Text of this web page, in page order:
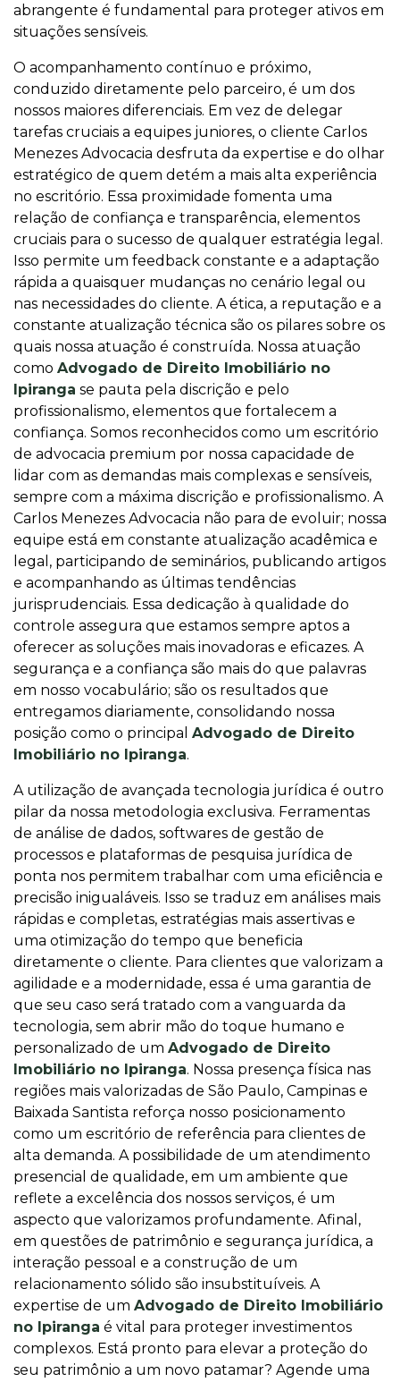
abrangente é fundamental para proteger ativos em
situações sensíveis.
O acompanhamento contínuo e próximo,
conduzido diretamente pelo parceiro, é um dos
nossos maiores diferenciais. Em vez de delegar
tarefas cruciais a equipes juniores, o cliente Carlos
Menezes Advocacia desfruta da expertise e do olhar
estratégico de quem detém a mais alta experiência
no escritório. Essa proximidade fomenta uma
relação de confiança e transparência, elementos
cruciais para o sucesso de qualquer estratégia legal.
Isso permite um feedback constante e a adaptação
rápida a quaisquer mudanças no cenário legal ou
nas necessidades do cliente. A ética, a reputação e a
constante atualização técnica são os pilares sobre os
quais nossa atuação é construída. Nossa atuação
como Advogado de Direito Imobiliário no
Ipiranga se pauta pela discrição e pelo
profissionalismo, elementos que fortalecem a
confiança. Somos reconhecidos como um escritório
de advocacia premium por nossa capacidade de
lidar com as demandas mais complexas e sensíveis,
sempre com a máxima discrição e profissionalismo. A
Carlos Menezes Advocacia não para de evoluir; nossa
equipe está em constante atualização acadêmica e
legal, participando de seminários, publicando artigos
e acompanhando as últimas tendências
jurisprudenciais. Essa dedicação à qualidade do
controle assegura que estamos sempre aptos a
oferecer as soluções mais inovadoras e eficazes. A
segurança e a confiança são mais do que palavras
em nosso vocabulário; são os resultados que
entregamos diariamente, consolidando nossa
posição como o principal Advogado de Direito
Imobiliário no Ipiranga.
A utilização de avançada tecnologia jurídica é outro
pilar da nossa metodologia exclusiva. Ferramentas
de análise de dados, softwares de gestão de
processos e plataformas de pesquisa jurídica de
ponta nos permitem trabalhar com uma eficiência e
precisão inigualáveis. Isso se traduz em análises mais
rápidas e completas, estratégias mais assertivas e
uma otimização do tempo que beneficia
diretamente o cliente. Para clientes que valorizam a
agilidade e a modernidade, essa é uma garantia de
que seu caso será tratado com a vanguarda da
tecnologia, sem abrir mão do toque humano e
personalizado de um Advogado de Direito
Imobiliário no Ipiranga. Nossa presença física nas
regiões mais valorizadas de São Paulo, Campinas e
Baixada Santista reforça nosso posicionamento
como um escritório de referência para clientes de
alta demanda. A possibilidade de um atendimento
presencial de qualidade, em um ambiente que
reflete a excelência dos nossos serviços, é um
aspecto que valorizamos profundamente. Afinal,
em questões de patrimônio e segurança jurídica, a
interação pessoal e a construção de um
relacionamento sólido são insubstituíveis. A
expertise de um Advogado de Direito Imobiliário
no Ipiranga é vital para proteger investimentos
complexos. Está pronto para elevar a proteção do
seu patrimônio a um novo patamar? Agende uma